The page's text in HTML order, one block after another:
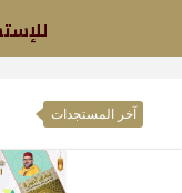
آخر المستجدات